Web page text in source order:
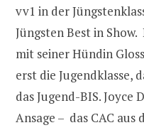
vv1 in der
Jüngsten Best in
mit seiner Hündin
erst die Jugendklasse,
das Jugend-BIS. Joyce
Ansage – das CAC aus